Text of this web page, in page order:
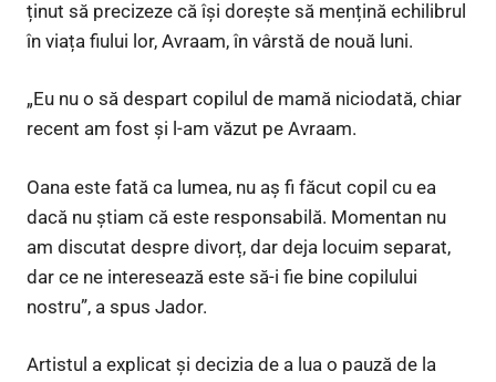
ținut să precizeze că își dorește să mențină echilibrul
în viața fiului lor, Avraam, în vârstă de nouă luni.
„Eu nu o să despart copilul de mamă niciodată, chiar
recent am fost și l-am văzut pe Avraam.
Oana este fată ca lumea, nu aș fi făcut copil cu ea
dacă nu știam că este responsabilă. Momentan nu
am discutat despre divorț, dar deja locuim separat,
dar ce ne interesează este să-i fie bine copilului
nostru”, a spus Jador.
Artistul a explicat și decizia de a lua o pauză de la